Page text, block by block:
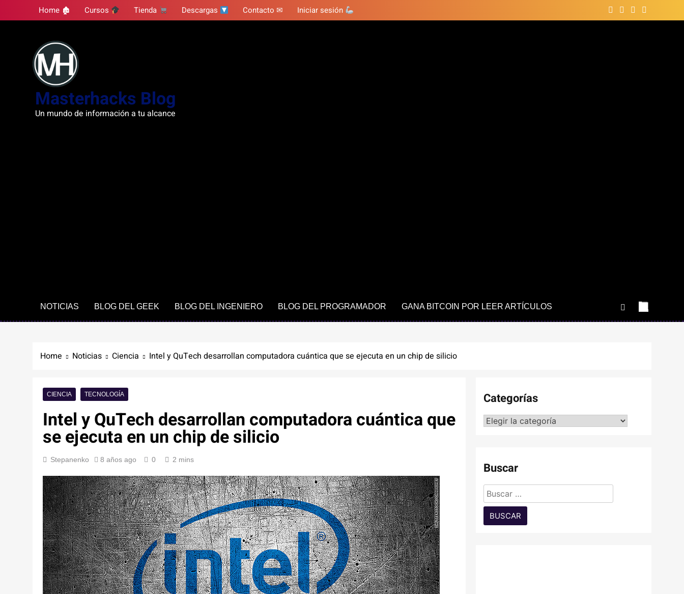
to
Home 🏚 Cursos Tienda Descargas Contacto ✉ Iniciar sesión
Masterhacks Blog
Un mundo de información a tu alcance
NOTICIAS BLOG DEL GEEK BLOG DEL INGENIERO BLOG DEL PROGRAMADOR GANA BITCOIN POR LEER ARTÍCULOS
Home Noticias Ciencia Intel y QuTech desarrollan computadora cuántica que se ejecuta en un chip de silicio
CIENCIA TECNOLOGÍA
Intel y QuTech desarrollan computadora cuántica que
se ejecuta en un chip de silicio
Stepanenko 8 años ago 0 2 mins
Categorías
Categorías
Buscar
Buscar: